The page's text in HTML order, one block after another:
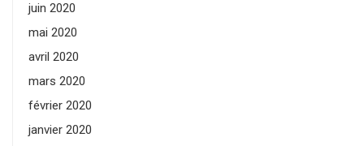
juin 2020
mai 2020
avril 2020
mars 2020
février 2020
janvier 2020